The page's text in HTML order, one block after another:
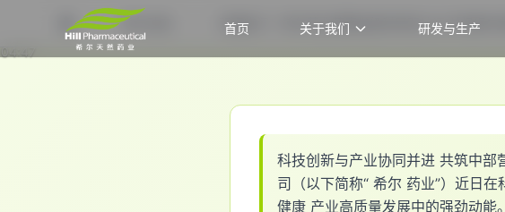
首页 关于我们 研发与生产
首页
希尔动态 双喜临门！希尔药业荣膺省级科研双认证 并担纲
科技创 新与产业协同并进 共筑中部
司
（以下简称“ 希尔 药业”） 近 日 在
健康 产业高质量发展中的强劲动能。
04:47